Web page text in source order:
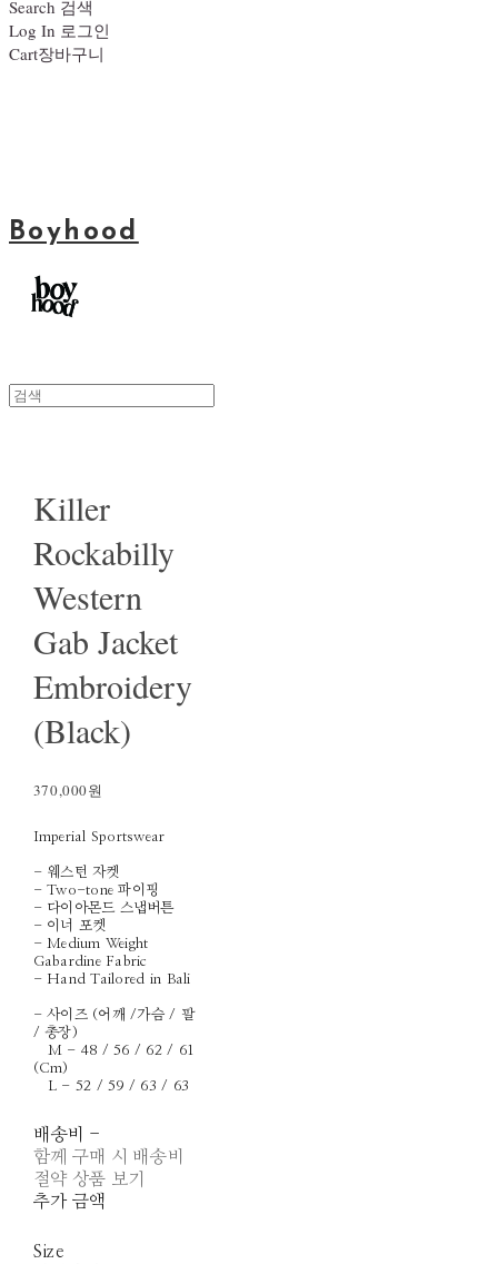
Search 검색
Log In 로그인
Cart장바구니
Boyhood
Killer
Rockabilly
Western
Gab Jacket
Embroidery
(Black)
370,000원
Imperial Sportswear
- 웨스턴 자켓
- Two-tone 파이핑
- 다이아몬드 스냅버튼
- 이너 포켓
- Medium Weight
Gabardine Fabric
- Hand Tailored in Bali
- 사이즈 (어깨 /가슴 / 팔
/ 총장)
M - 48 / 56 / 62 / 61
(Cm)
L - 52 / 59 / 63 / 63
배송비 -
함께 구매 시 배송비
절약 상품 보기
추가 금액
Size